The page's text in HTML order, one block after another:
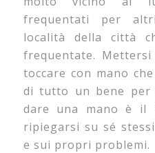
frequentati per
località della città
frequentate.
toccare con mano
di tutto un bene per
dare una mano è il
ripiegarsi su sé
e sui propri problemi.